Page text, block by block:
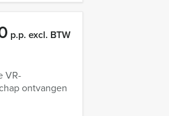
p.p. excl. BTW
VR-
ontvangen